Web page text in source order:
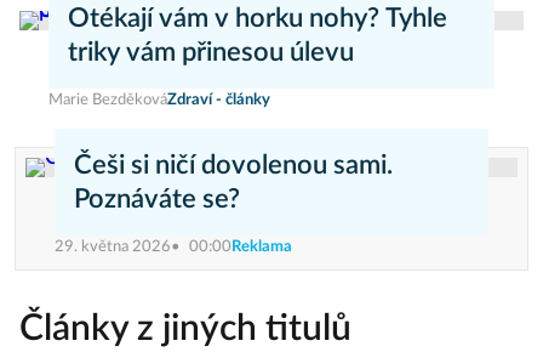
Otékají vám v horku nohy? Tyhle
triky vám přinesou úlevu
Marie BezděkováZdraví - články
Češi si ničí dovolenou sami.
Poznáváte se?
29. května 2026 00:00 Reklama
Články z jiných titulů